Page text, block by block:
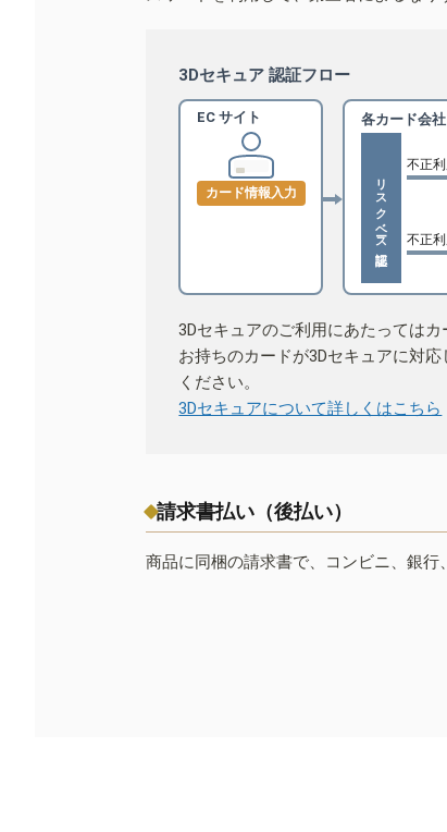
3Dセキュア 認証フロー
EC サイト
カード情報入力
各カード会社
リスクベース認証
不正
不正
3Dセキュアのご利用にあたっては
お持ちのカードが3Dセキュアに対
ください。
3Dセキュアについて詳しくはこちら
請求書払い（後払い）
商品に同梱の請求書で、コンビニ、銀行